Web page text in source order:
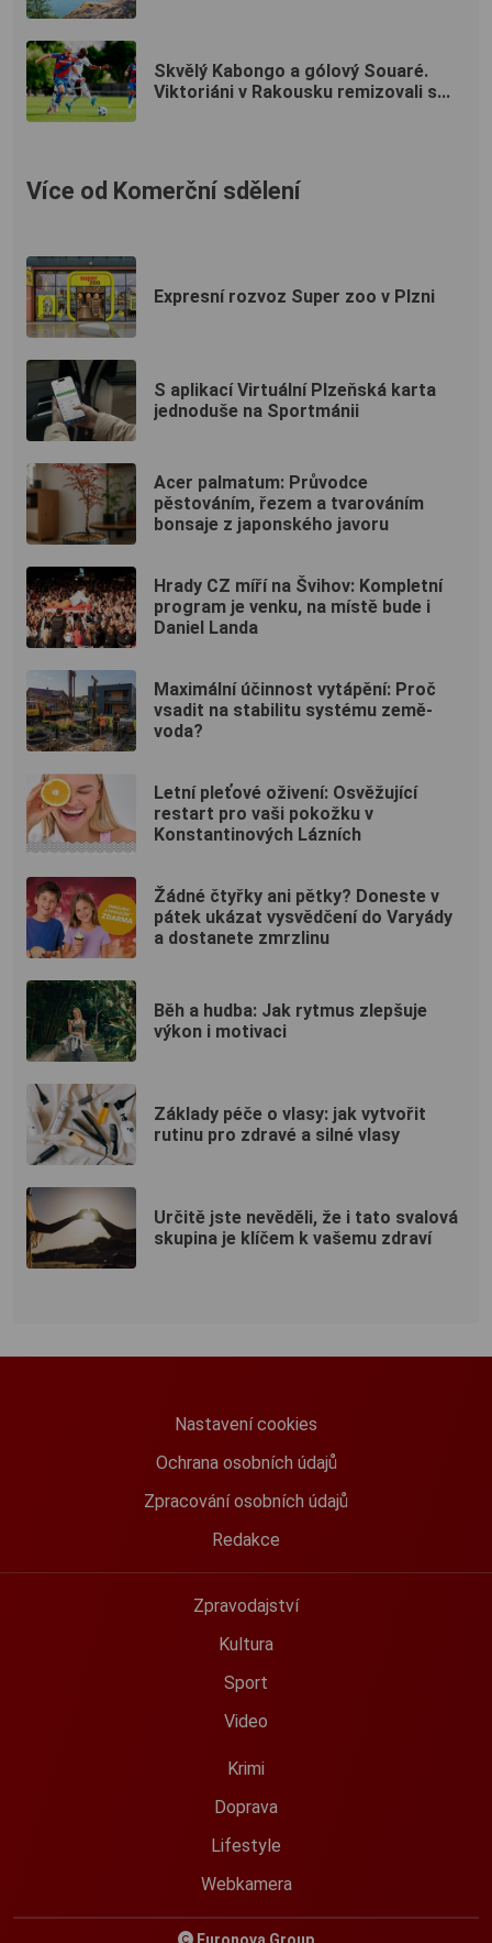
Skvělý Kabongo a gólový Souaré.
Viktoriáni v Rakousku remizovali s...
Více od Komerční sdělení
Expresní rozvoz Super zoo v Plzni
S aplikací Virtuální Plzeňská karta
jednoduše na Sportmánii
Acer palmatum: Průvodce
pěstováním, řezem a tvarováním
bonsaje z japonského javoru
Hrady CZ míří na Švihov: Kompletní
program je venku, na místě bude i
Daniel Landa
Maximální účinnost vytápění: Proč
vsadit na stabilitu systému země-
voda?
Letní pleťové oživení: Osvěžující
restart pro vaši pokožku v
Konstantinových Lázních
Žádné čtyřky ani pětky? Doneste v
pátek ukázat vysvědčení do Varyády
a dostanete zmrzlinu
Běh a hudba: Jak rytmus zlepšuje
výkon i motivaci
Základy péče o vlasy: jak vytvořit
rutinu pro zdravé a silné vlasy
Určitě jste nevěděli, že i tato svalová
skupina je klíčem k vašemu zdraví
Nastavení cookies
Ochrana osobních údajů
Zpracování osobních údajů
Redakce
Zpravodajství
Kultura
Sport
Video
Krimi
Doprava
Lifestyle
Webkamera